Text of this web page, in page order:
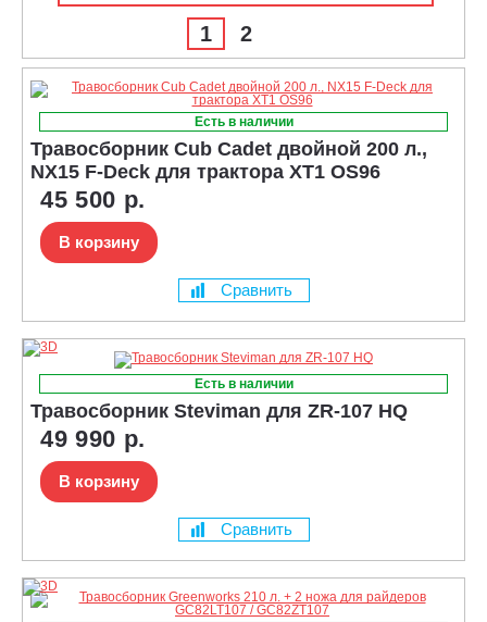
1 2
Есть в наличии
Травосборник Cub Cadet двойной 200 л.,
NX15 F-Deck для трактора XT1 OS96
45 500 р.
В корзину
Сравнить
Есть в наличии
Травосборник Steviman для ZR-107 HQ
49 990 р.
В корзину
Сравнить